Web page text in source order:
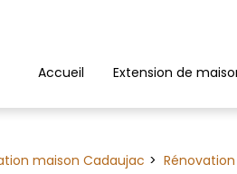
Accueil Extension de
maison Cadaujac